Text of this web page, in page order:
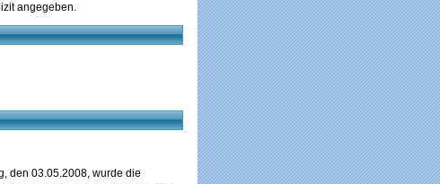
angegeben.
den 03.05.2008, wurde die